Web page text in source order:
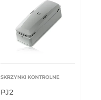
SKRZYNKI KONTROLNE
PJ2